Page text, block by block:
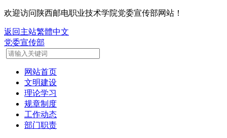
欢迎访问陕西邮电职业技术学院党委宣传部网站！
返回主站繁體中文
党委宣传部
网站首页
文明建设
理论学习
规章制度
工作动态
部门职责